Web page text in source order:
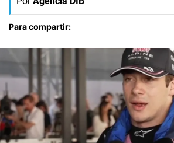
Para compartir: